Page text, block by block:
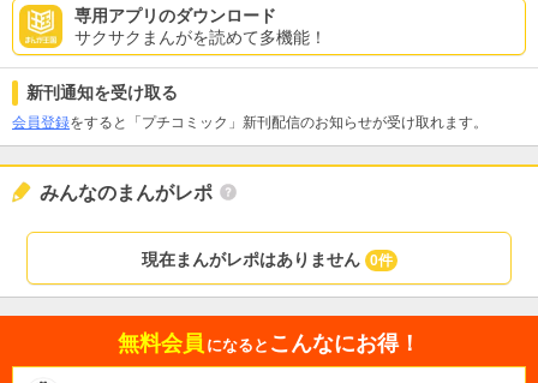
専用アプリのダウンロード
サクサクまんがを読めて多機能！
新刊通知を受け取る
会員登録をすると「プチコミック」新刊配信のお知らせが受け取れます。
みんなのまんがレポ
現在まんがレポはありません 0件
無料会員 になると こんなにお得！